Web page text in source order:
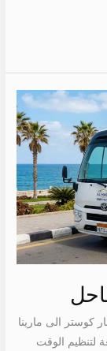
الى مارينا الساحل 01067451866 ايجار كوستر الى مارينا
لتنظيم الوقت